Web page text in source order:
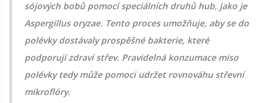
sójových bobů pomocí speciálních druhů hub, jako je
Aspergillus oryzae. Tento proces umožňuje, aby se do
polévky dostávaly prospěšné bakterie, které
podporují zdraví střev. Pravidelná konzumace miso
polévky tedy může pomoci udržet rovnováhu střevní
mikroflóry.